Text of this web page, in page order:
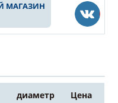
МАГАЗИН
диаметр Цена